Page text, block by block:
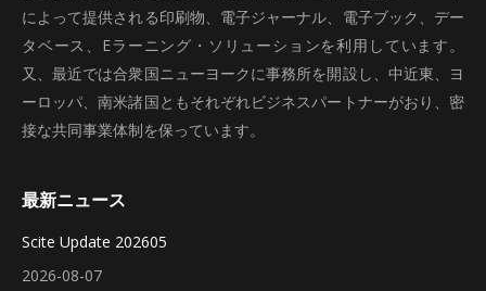
によって提供される印刷物、電子ジャーナル、電子ブック、デー
タベース、Eラーニング・ソリューションを利用しています。
又、最近では合衆国ニューヨークに事務所を開設し、中近東、ヨ
ーロッパ、南米諸国ともそれぞれビジネスパートナーがおり、密
接な共同事業体制を保っています。
最新ニュース
Scite Update 202605
2026-08-07